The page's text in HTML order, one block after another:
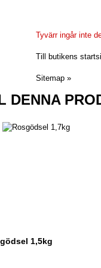
Tyvärr ingår inte
Till butikens
Sitemap »
DENNA
1,5kg